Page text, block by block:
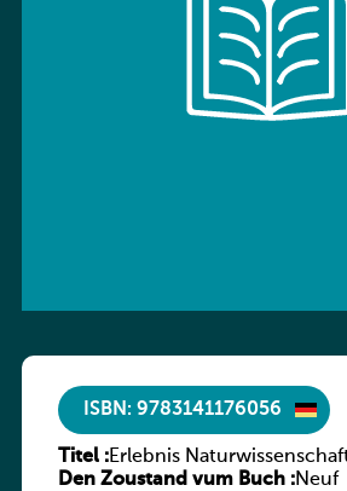
ISBN: 9783141176056
Titel :Erlebnis
Band 2 AH
Den Zoustand vum Buch :Neuf